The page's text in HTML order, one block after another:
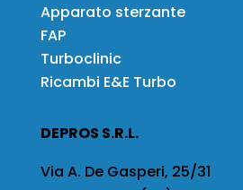
Apparato sterzante
FAP
Turboclinic
Ricambi E&E Turbo
DEPROS S.R.L.
Via A. De Gasperi, 25/31